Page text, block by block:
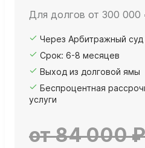
Для долгов от 300 000
Через Арбитражный суд
Срок: 6-8 месяцев
Выход из долговой ямы
Беспроцентная
услуги
от 84 000 ₽